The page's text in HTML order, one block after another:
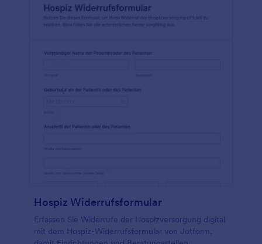
Hospiz Widerrufsformular
Erfassen Sie Widerrufe der Hospizversorgung digital
mit dem Hospiz-Widerrufsformular von Jotform,